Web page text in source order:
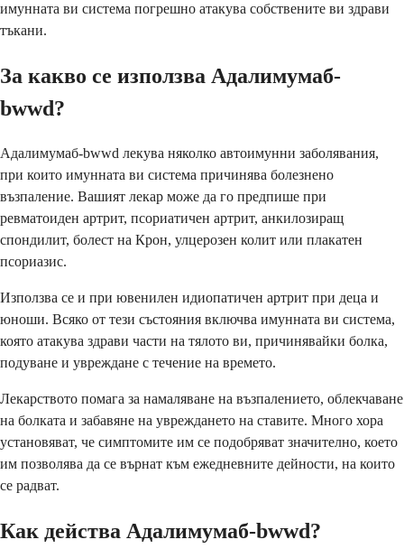
имунната ви система погрешно атакува собствените ви здрави
тъкани.
За какво се използва Адалимумаб-
bwwd?
Адалимумаб-bwwd лекува няколко автоимунни заболявания,
при които имунната ви система причинява болезнено
възпаление. Вашият лекар може да го предпише при
ревматоиден артрит, псориатичен артрит, анкилозиращ
спондилит, болест на Крон, улцерозен колит или плакатен
псориазис.
Използва се и при ювенилен идиопатичен артрит при деца и
юноши. Всяко от тези състояния включва имунната ви система,
която атакува здрави части на тялото ви, причинявайки болка,
подуване и увреждане с течение на времето.
Лекарството помага за намаляване на възпалението, облекчаване
на болката и забавяне на увреждането на ставите. Много хора
установяват, че симптомите им се подобряват значително, което
им позволява да се върнат към ежедневните дейности, на които
се радват.
Как действа Адалимумаб-bwwd?